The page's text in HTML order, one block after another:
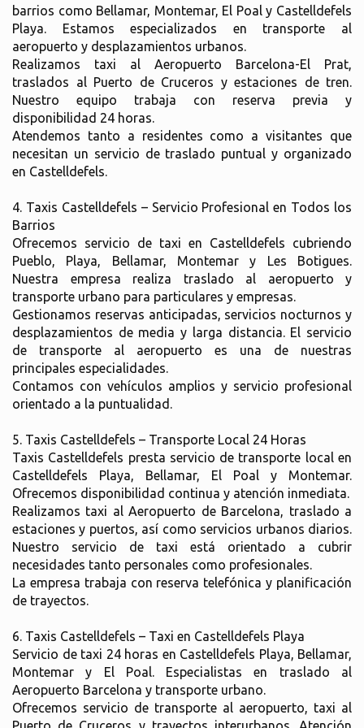
barrios como Bellamar, Montemar, El Poal y Castelldefels
Playa. Estamos especializados en transporte al
aeropuerto y desplazamientos urbanos.
Realizamos taxi al Aeropuerto Barcelona-El Prat,
traslados al Puerto de Cruceros y estaciones de tren.
Nuestro equipo trabaja con reserva previa y
disponibilidad 24 horas.
Atendemos tanto a residentes como a visitantes que
necesitan un servicio de traslado puntual y organizado
en Castelldefels.
4. Taxis Castelldefels – Servicio Profesional en Todos los
Barrios
Ofrecemos servicio de taxi en Castelldefels cubriendo
Pueblo, Playa, Bellamar, Montemar y Les Botigues.
Nuestra empresa realiza traslado al aeropuerto y
transporte urbano para particulares y empresas.
Gestionamos reservas anticipadas, servicios nocturnos y
desplazamientos de media y larga distancia. El servicio
de transporte al aeropuerto es una de nuestras
principales especialidades.
Contamos con vehículos amplios y servicio profesional
orientado a la puntualidad.
5. Taxis Castelldefels – Transporte Local 24 Horas
Taxis Castelldefels presta servicio de transporte local en
Castelldefels Playa, Bellamar, El Poal y Montemar.
Ofrecemos disponibilidad continua y atención inmediata.
Realizamos taxi al Aeropuerto de Barcelona, traslado a
estaciones y puertos, así como servicios urbanos diarios.
Nuestro servicio de taxi está orientado a cubrir
necesidades tanto personales como profesionales.
La empresa trabaja con reserva telefónica y planificación
de trayectos.
6. Taxis Castelldefels – Taxi en Castelldefels Playa
Servicio de taxi 24 horas en Castelldefels Playa, Bellamar,
Montemar y El Poal. Especialistas en traslado al
Aeropuerto Barcelona y transporte urbano.
Ofrecemos servicio de transporte al aeropuerto, taxi al